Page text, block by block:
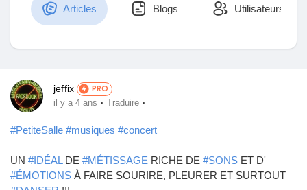
Mes Articles
Découvrir Groupes
Articles Blogs Utilisateurs
jeffix PRO
il y a 4 ans · Traduire ·
#PetiteSalle #musiques #concert
UN #IDÉAL DE #MÉTISSAGE RICHE DE #SONS ET D'
#ÉMOTIONS À FAIRE SOURIRE, PLEURER ET SURTOUT